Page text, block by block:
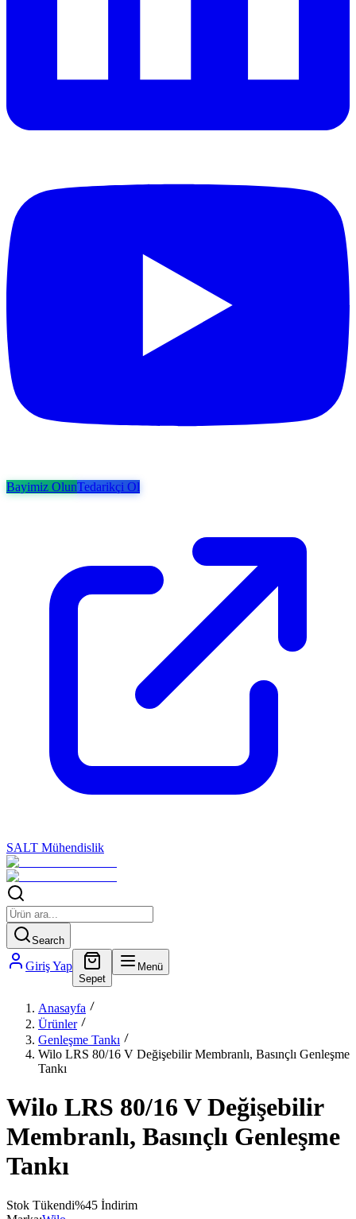
Bayimiz OlunTedarikçi Ol
SALT Mühendislik
Search
Giriş Yap
Sepet
Menü
Anasayfa
Ürünler
Genleşme Tankı
Wilo LRS 80/16 V Değişebilir Membranlı, Basınçlı Genleşme
Tankı
Wilo LRS 80/16 V Değişebilir
Membranlı, Basınçlı Genleşme
Tankı
Stok Tükendi%45 İndirim